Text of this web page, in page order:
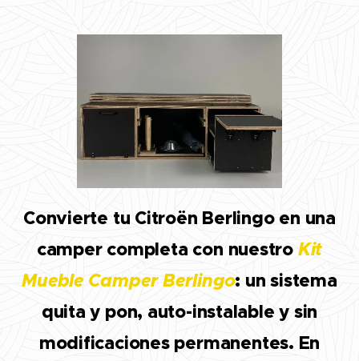
Convierte tu Citroën Berlingo en una
camper completa con nuestro Kit
Mueble Camper Berlingo: un sistema
quita y pon, auto-instalable y sin
modificaciones permanentes. En